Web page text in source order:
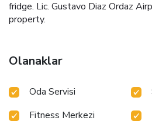
fridge. Lic. Gustavo Diaz Ordaz
property.
Olanaklar
Oda Servisi
Fitness Merkezi